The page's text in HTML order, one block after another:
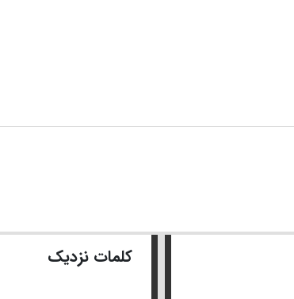
کلمات نزدیک